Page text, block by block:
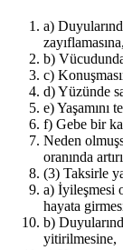
a)
zayıflamasına,
b)
c)
d) Yüzünde
e) Yaşamını
f) Gebe bir
Neden
oranında
(3) Taksirle
a) İyileşmesi
hayata
b)
yitirilmesine,